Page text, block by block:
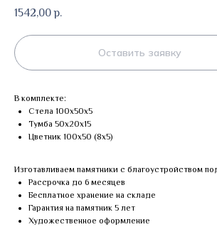
1542,00 р.
Оставить заявку
В комплекте:
Стела 100х50х5
Тумба 50х20х15
Цветник 100х50 (8х5)
Изготавливаем памятники с благоустройством
Рассрочка до 6 месяцев
Бесплатное хранение на складе
Гарантия на памятник 5 лет
Художественное оформление